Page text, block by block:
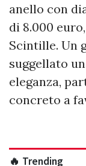
anello con
di 8.000
Scintille. Un
suggellato
eleganza,
concreto a
🔥 Trending